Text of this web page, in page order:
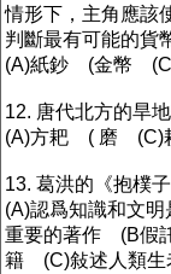
情形下，主角應該
判斷最有可能的貨
(A)紙鈔 (金幣
12. 唐代北方的旱
(A)方耙 ( 磨 (C)
13. 葛洪的《抱樸
(A)認爲知識和文
重要的著作 (B假
籍 (C)敍述人類生